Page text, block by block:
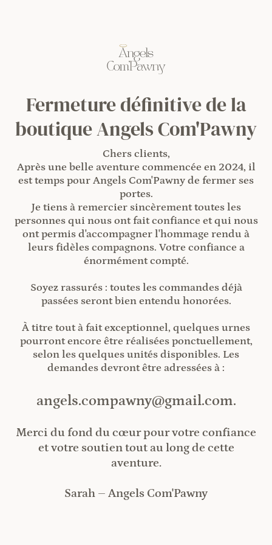
Fermeture définitive de la
boutique Angels Com'Pawny
Chers clients,
Après une belle aventure commencée en 2024, il
est temps pour Angels Com'Pawny de fermer ses
portes.
Je tiens à remercier sincèrement toutes les
personnes qui nous ont fait confiance et qui nous
ont permis d'accompagner l'hommage rendu à
leurs fidèles compagnons. Votre confiance a
énormément compté.
Soyez rassurés : toutes les commandes déjà
passées seront bien entendu honorées.
À titre tout à fait exceptionnel, quelques urnes
pourront encore être réalisées ponctuellement,
selon les quelques unités disponibles. Les
demandes devront être adressées à :
angels.compawny@gmail.com.
Merci du fond du cœur pour votre confiance
et votre soutien tout au long de cette
aventure.
Sarah – Angels Com'Pawny